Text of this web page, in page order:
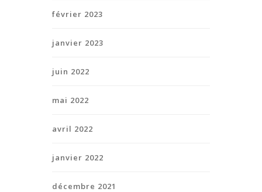
février 2023
janvier 2023
juin 2022
mai 2022
avril 2022
janvier 2022
décembre 2021